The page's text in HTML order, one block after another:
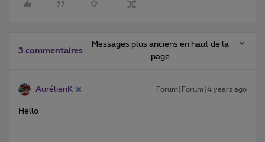
3 commentaires
Messages plus anciens en haut de la
page
AurélienK Forum|Forum|4 years ago
Hello